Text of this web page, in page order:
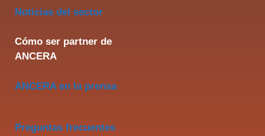
Noticias del sector
Cómo ser partner de
ANCERA
ANCERA en la prensa
Preguntas frecuentes